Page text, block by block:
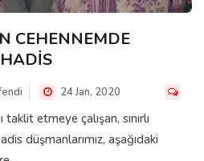
CEHENNEMDE
24 Jan, 2020
taklit etmeye çalışan, sınırlı
düşmanlarımız, aşağıdaki